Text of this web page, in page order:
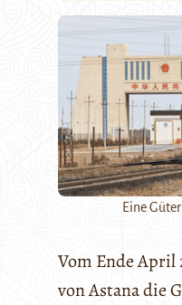
Eine
Vom Ende April
von Astana die